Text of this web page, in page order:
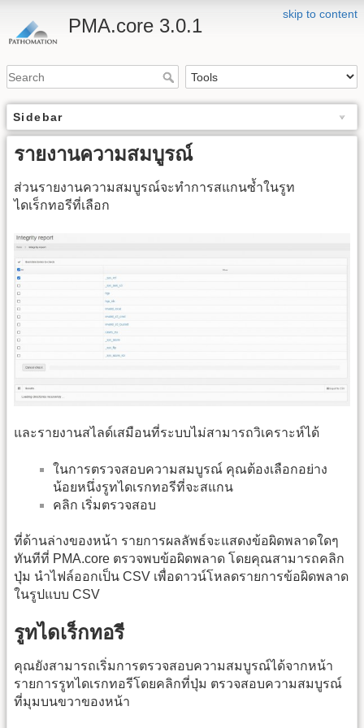
skip to content
PMA.core 3.0.1
Sidebar
รายงานความสมบูรณ์
ส่วนรายงานความสมบูรณ์จะทำการสแกนซ้ำในรูท
ไดเร็กทอรีที่เลือก
และรายงานสไลด์เสมือนที่ระบบไม่สามารถวิเคราะห์ได้
ในการตรวจสอบความสมบูรณ์ คุณต้องเลือกอย่าง
น้อยหนึ่งรูทไดเรกทอรีที่จะสแกน
คลิก เริ่มตรวจสอบ
ที่ด้านล่างของหน้า รายการผลลัพธ์จะแสดงข้อผิดพลาดใดๆ
ทันทีที่ PMA.core ตรวจพบข้อผิดพลาด โดยคุณสามารถคลิก
ปุ่ม นำไฟล์ออกเป็น CSV เพื่อดาวน์โหลดรายการข้อผิดพลาด
ในรูปแบบ CSV
รูทไดเร็กทอรี
คุณยังสามารถเริ่มการตรวจสอบความสมบูรณ์ได้จากหน้า
รายการรูทไดเรกทอรีโดยคลิกที่ปุ่ม ตรวจสอบความสมบูรณ์
ที่มุมบนขวาของหน้า